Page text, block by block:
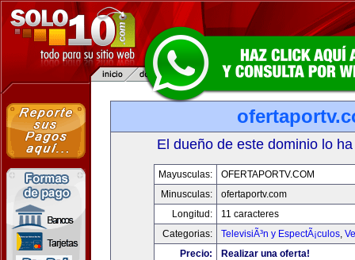
El dueño de este dominio lo
Mayusculas:
OFERTAPORTV.COM
Minusculas:
ofertaportv.com
Longitud:
11 caracteres
Categorias:
TelevisiÃ³n y EspectÃ¡culos,
Precio:
Realizar una oferta!